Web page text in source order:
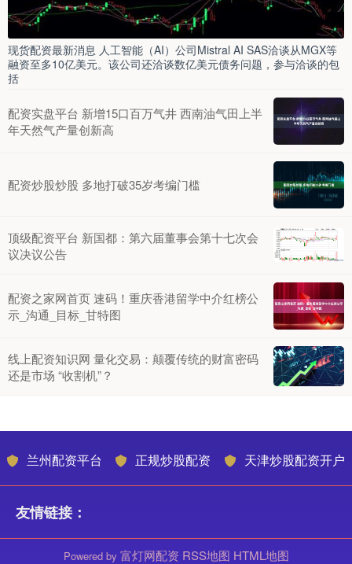
现货配资最新消息 人工智能（AI）公司Mistral AI SAS洽谈从MGX等
融资至多10亿美元。该公司还洽谈数亿美元债务问题，参与洽谈的包
括
配资实盘平台 新增15口百万气井 西南油气田上半
年天然气产量创新高
配资炒股炒股 多地打破35岁考编门槛
顶级配资平台 新国都：第六届董事会第十七次会
议决议公告
配资之家网首页 速码！重庆香港留学中介红榜公
示_沟通_目标_甘特图
线上配资知识网 量化交易：颠覆传统的财富密码
还是市场 “收割机”？
兰州配资平台 正规炒股配资 天津炒股配资开户
友情链接：
Powered by 富灯网配资 RSS地图 HTML地图